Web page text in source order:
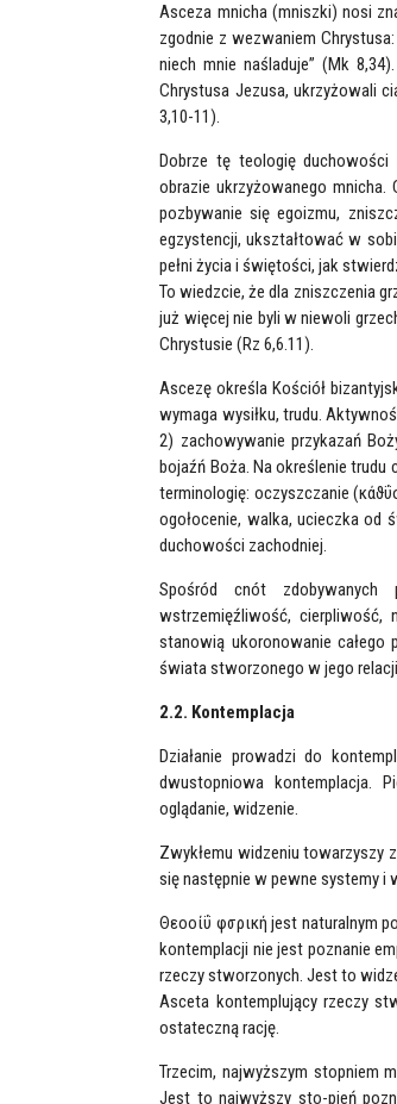
Asceza mnicha (mniszki) nosi
zgodnie z wezwaniem
niech mnie naśladuje” (Mk
Chrystusa Jezusa, ukrzyżowali
3,10-11).
Dobrze tę teologię
obrazie ukrzyżowanego
pozbywanie się egoizmu,
egzystencji, ukształtować w
pełni życia i świętości, jak
To wiedzcie, że dla zniszczenia
już więcej nie byli w niewoli
Chrystusie (Rz 6,6.11).
Ascezę określa Kościół
wymaga wysiłku, trudu.
2) zachowywanie przykazań
bojaźń Boża. Na określenie trudu
terminologię: oczyszczanie
ogołocenie, walka, ucieczka od
duchowości zachodniej.
Spośród cnót zdobywanych
wstrzemięźliwość, cierpliwość,
stanowią ukoronowanie całego
świata stworzonego w jego
2.2. Kontemplacja
Działanie prowadzi do
dwustopniowa kontemplacja.
oglądanie, widzenie.
Zwykłemu widzeniu towarzyszy
się następnie w pewne systemy
Θεοοίΰ φσρική jest naturalnym
kontemplacji nie jest poznanie
rzeczy stworzonych. Jest to
Asceta kontemplujący rzeczy
ostateczną rację.
Trzecim, najwyższym stopniem
Jest to najwyższy sto-pień